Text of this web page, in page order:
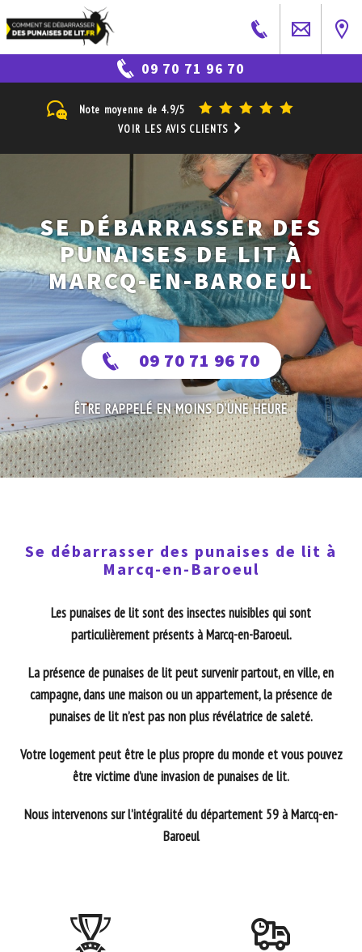
09 70 71 96 70
Note moyenne de 4.9/5
VOIR LES AVIS CLIENTS
SE DÉBARRASSER DES
PUNAISES DE LIT À
MARCQ-EN-BAROEUL
09 70 71 96 70
ÊTRE RAPPELÉ EN MOINS D'UNE HEURE
Se débarrasser des punaises de lit à
Marcq-en-Baroeul
Les punaises de lit sont des insectes nuisibles qui sont
particulièrement présents à Marcq-en-Baroeul.
La présence de punaises de lit peut survenir partout, en ville, en
campagne, dans une maison ou un appartement, la présence de
punaises de lit n’est pas non plus révélatrice de saleté.
Votre logement peut être le plus propre du monde et vous pouvez
être victime d’une invasion de punaises de lit.
Nous intervenons sur l’intégralité du département 59 à Marcq-en-
Baroeul